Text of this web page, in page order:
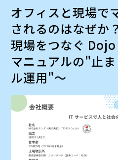
オフィスと現場で
されるのはなぜか
現場をつなぐ
マニュアルの"止
ル運用"～